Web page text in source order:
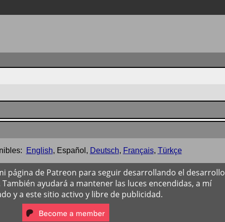
English, Español , Deutsch, Français, Türkçe
página de Patreon para seguir desarrollando el desarrollo
ayudará a mantener las luces encendidas, a mí
y a este sitio activo y libre de publicidad.